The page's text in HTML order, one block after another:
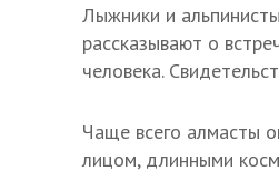
Лыжники и
рассказывают о
человека.
Чаще всего алмасты
лицом, длинными